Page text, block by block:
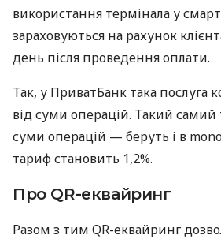
використання термінала у
зараховуються на рахунок
день після проведення оплати.
Так, у ПриватБанк така послуга
від суми операцій. Такий
суми операцій — беруть і в
тариф становить 1,2%.
Про QR-еквайринг
Разом з тим QR-еквайринг